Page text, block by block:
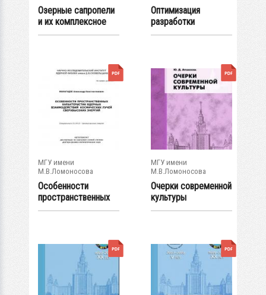
Озерные сапропели
и их комплексное
освоение
Оптимизация
разработки
сложноструктурных
МГУ имени
М.В.Ломоносова
Особенности
пространственных
характеристик...
МГУ имени
М.В.Ломоносова
Очерки современной
культуры